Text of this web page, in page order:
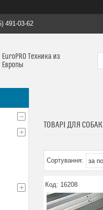
491-03-62
EuroPRO Техника из
Европы
ТОВАРІ ДЛЯ СОБАК
16208